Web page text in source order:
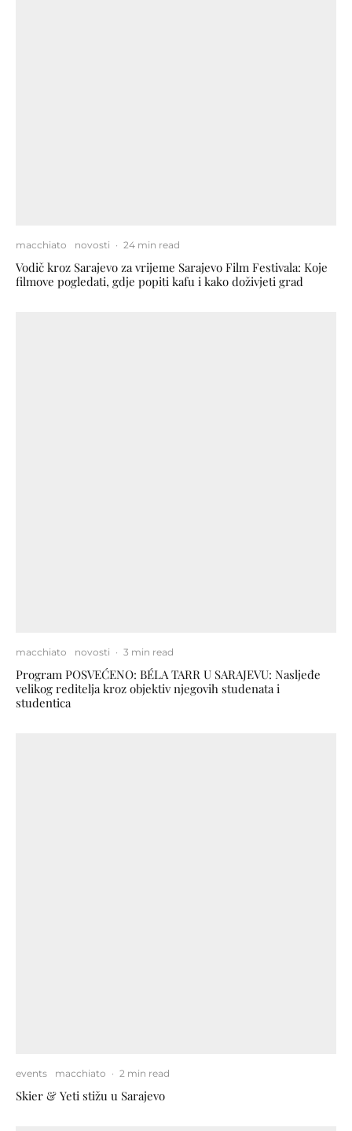
macchiato novosti · 24 min read
Vodič kroz Sarajevo za vrijeme Sarajevo Film Festivala: Koje
filmove pogledati, gdje popiti kafu i kako doživjeti grad
macchiato novosti · 3 min read
Program POSVEĆENO: BÉLA TARR U SARAJEVU: Nasljeđe
velikog reditelja kroz objektiv njegovih studenata i
studentica
events macchiato · 2 min read
Skier & Yeti stižu u Sarajevo